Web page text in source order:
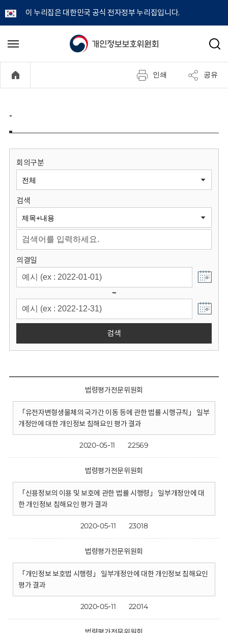
이 누리집은 대한민국 공식 전자정부 누리집입니다.
개
정
보
원
회
메
기
검
인쇄 공유
-
회의구분
검색
의결일
~
검색
법령평가전문위원회
「유전자변형생물체의 국가간 이동 등에 관한 법률 시행규칙」 일부
개정안에 대한 개인정보 침해요인 평가 결과
2020-05-11 22569
법령평가전문위원회
「신용정보의 이용 및 보호에 관한 법률 시행령」 일부개정안에 대
한 개인정보 침해요인 평가 결과
2020-05-11 23018
법령평가전문위원회
「개인정보 보호법 시행령」 일부개정안에 대한 개인정보 침해요인
평가 결과
2020-05-11 22014